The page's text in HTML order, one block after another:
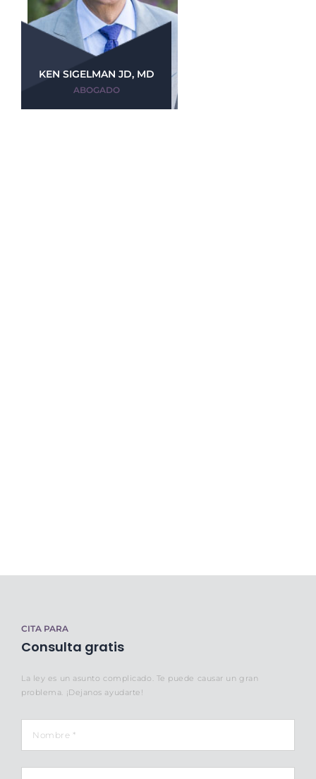
KEN SIGELMAN JD, MD
ABOGADO
CITA PARA
Consulta gratis
La ley es un asunto complicado. Te puede causar un gran
problema. ¡Dejanos ayudarte!
Nombre *
Email